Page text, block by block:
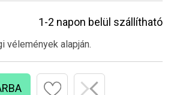
1-2 napon belül szállítható
vélemények alapján.